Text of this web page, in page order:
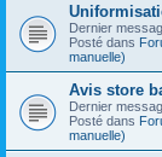
Dernier
Posté dans
manuelle)
Avis store
Dernier
Posté dans
manuelle)